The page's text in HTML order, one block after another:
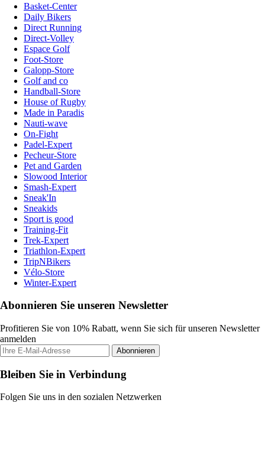
Basket-Center
Daily Bikers
Direct Running
Direct-Volley
Espace Golf
Foot-Store
Galopp-Store
Golf and co
Handball-Store
House of Rugby
Made in Paradis
Nauti-wave
On-Fight
Padel-Expert
Pecheur-Store
Pet and Garden
Slowood Interior
Smash-Expert
Sneak'In
Sneakids
Sport is good
Training-Fit
Trek-Expert
Triathlon-Expert
TripNBikers
Vélo-Store
Winter-Expert
Abonnieren Sie unseren Newsletter
Profitieren Sie von 10% Rabatt, wenn Sie sich für unseren Newsletter
anmelden
Abonnieren
Bleiben Sie in Verbindung
Folgen Sie uns in den sozialen Netzwerken